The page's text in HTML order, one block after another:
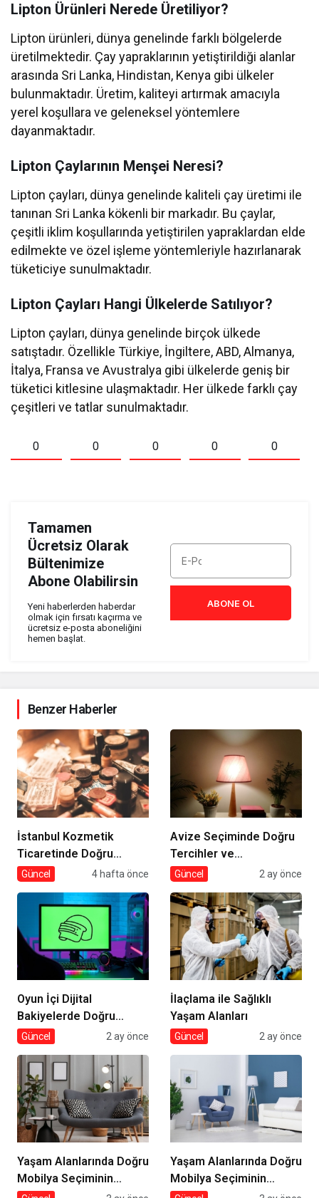
Lipton Ürünleri Nerede Üretiliyor?
Lipton ürünleri, dünya genelinde farklı bölgelerde
üretilmektedir. Çay yapraklarının yetiştirildiği alanlar
arasında Sri Lanka, Hindistan, Kenya gibi ülkeler
bulunmaktadır. Üretim, kaliteyi artırmak amacıyla
yerel koşullara ve geleneksel yöntemlere
dayanmaktadır.
Lipton Çaylarının Menşei Neresi?
Lipton çayları, dünya genelinde kaliteli çay üretimi ile
tanınan Sri Lanka kökenli bir markadır. Bu çaylar,
çeşitli iklim koşullarında yetiştirilen yapraklardan elde
edilmekte ve özel işleme yöntemleriyle hazırlanarak
tüketiciye sunulmaktadır.
Lipton Çayları Hangi Ülkelerde Satılıyor?
Lipton çayları, dünya genelinde birçok ülkede
satıştadır. Özellikle Türkiye, İngiltere, ABD, Almanya,
İtalya, Fransa ve Avustralya gibi ülkelerde geniş bir
tüketici kitlesine ulaşmaktadır. Her ülkede farklı çay
çeşitleri ve tatlar sunulmaktadır.
0 0 0 0 0
Tamamen
Ücretsiz Olarak
Bültenimize
Abone Olabilirsin
Yeni haberlerden haberdar
olmak için fırsatı kaçırma ve
ücretsiz e-posta aboneliğini
hemen başlat.
ABONE OL
Benzer Haberler
İstanbul Kozmetik
Ticaretinde Doğru
Tedarik
Güncel 4 hafta önce
Avize Seçiminde Doğru
Tercihler ve
Dekorasyona Etkisi
Güncel 2 ay önce
Oyun İçi Dijital
Bakiyelerde Doğru
Tercihler
Güncel 2 ay önce
İlaçlama ile Sağlıklı
Yaşam Alanları
Güncel 2 ay önce
Yaşam Alanlarında Doğru
Mobilya Seçiminin
Yaşam Alanlarında Doğru
Mobilya Seçiminin